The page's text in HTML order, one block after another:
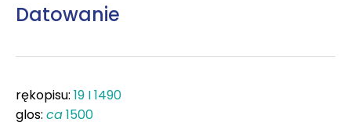
Datowanie
rękopisu: 19 I 1490
glos: ca1500